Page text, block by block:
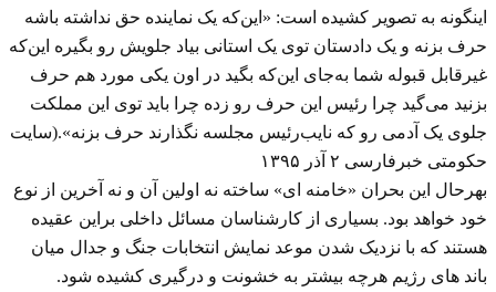
اینگونه به تصویر کشیده است: «این‌که یک نماینده حق نداشته باشه
حرف بزنه و یک دادستان توی یک استانی بیاد جلویش رو بگیره این‌که
غیرقابل قبوله شما به‌جای این‌که بگید در اون یکی مورد هم حرف
بزنید می‌گید چرا رئیس این حرف رو زده چرا باید توی این مملکت
جلوی یک آدمی رو که نایب‌رئیس مجلسه نگذارند حرف بزنه».(سایت
حکومتی خبرفارسی ۲ آذر ۱۳۹۵
بهرحال این بحران «خامنه ای» ساخته نه اولین آن و نه آخرین از نوع
خود خواهد بود. بسیاری از کارشناسان مسائل داخلی براین عقیده
هستند که با نزدیک شدن موعد نمایش انتخابات جنگ و جدال میان
باند های رژیم هرچه بیشتر به خشونت و درگیری کشیده شود.